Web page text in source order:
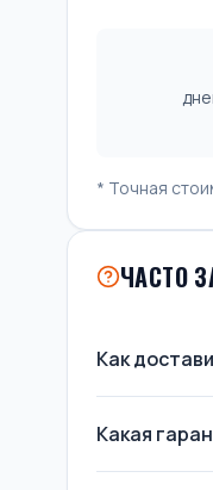
* Точная
ЧАСТО
Как
Какая